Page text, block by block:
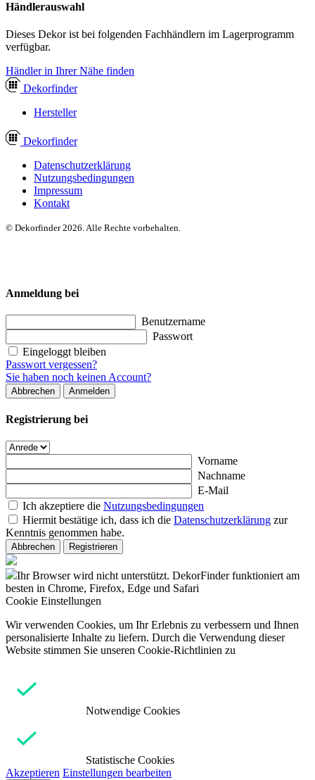
Händlerauswahl
Dieses Dekor ist bei folgenden Fachhändlern im Lagerprogramm
verfügbar.
Händler in Ihrer Nähe finden
Dekorfinder
Hersteller
Dekorfinder
Datenschutzerklärung
Nutzungsbedingungen
Impressum
Kontakt
© Dekorfinder 2026. Alle Rechte vorbehalten.
Anmeldung bei
Benutzername
Passwort
Eingeloggt bleiben
Passwort vergessen?
Sie haben noch keinen Account?
Abbrechen Anmelden
Registrierung bei
Vorname
Nachname
E-Mail
Ich akzeptiere die Nutzungsbedingungen
Hiermit bestätige ich, dass ich die Datenschutzerklärung zur
Kenntnis genommen habe.
Abbrechen Registrieren
Ihr Browser wird nicht unterstützt. DekorFinder funktioniert am
besten in Chrome, Firefox, Edge und Safari
Cookie Einstellungen
Wir verwenden Cookies, um Ihr Erlebnis zu verbessern und Ihnen
personalisierte Inhalte zu liefern. Durch die Verwendung dieser
Website stimmen Sie unseren Cookie-Richtlinien zu
Notwendige Cookies
Statistische Cookies
Akzeptieren Einstellungen bearbeiten